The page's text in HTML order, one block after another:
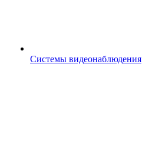
Системы видеонаблюдения